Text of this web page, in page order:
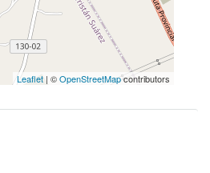
Leaflet | ©OpenStreetMapcontributors